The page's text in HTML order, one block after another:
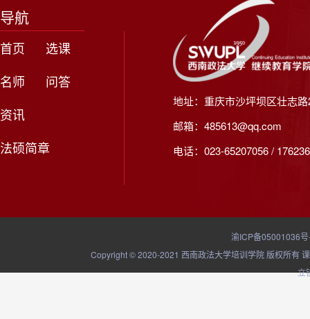
导航
首页
选课
名师
问答
资讯
法硕简章
地址：重庆市沙坪坝区壮志
邮箱：485613@qq.com
电话：023-65207056 /
渝ICP备05001036
Copyright © 2020-2021 西南政法大学培训学院 版权所有
立